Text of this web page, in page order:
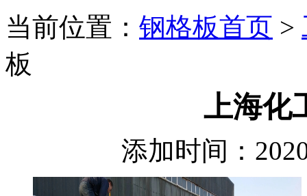
当前位置： 钢格板首页 >
板
上海化
添加时间：